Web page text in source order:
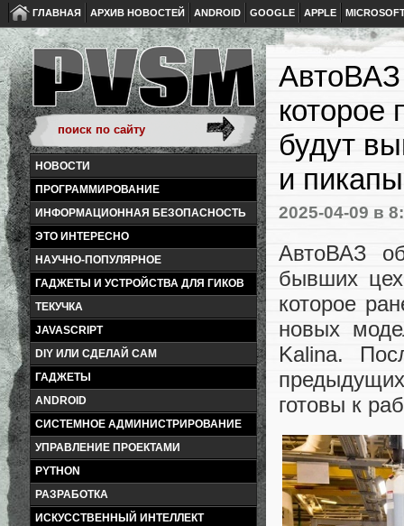
ГЛАВНАЯ АРХИВ НОВОСТЕЙ ANDROID GOOGLE APPLE
НОВОСТИ
ПРОГРАММИРОВАНИЕ
ИНФОРМАЦИОННАЯ БЕЗОПАСНОСТЬ
ЭТО ИНТЕРЕСНО
НАУЧНО-ПОПУЛЯРНОЕ
ГАДЖЕТЫ И УСТРОЙСТВА ДЛЯ ГИКОВ
ТЕКУЧКА
JAVASCRIPT
DIY ИЛИ СДЕЛАЙ САМ
ГАДЖЕТЫ
ANDROID
СИСТЕМНОЕ АДМИНИСТРИРОВАНИЕ
УПРАВЛЕНИЕ ПРОЕКТАМИ
PYTHON
РАЗРАБОТКА
ИСКУССТВЕННЫЙ ИНТЕЛЛЕКТ
АвтоВАЗ
которое
будут
и
2025-04-09 в
АвтоВАЗ
бывших
которое
новых
Kalina.
готовы к